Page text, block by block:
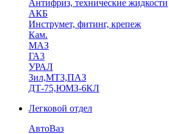
Антифриз, технические жидкости
АКБ
Инструмет, фитинг, крепеж
Кам.
МАЗ
ГА3
УРАЛ
Зил,МТЗ,ПАЗ
ДТ-75,ЮМЗ-6КЛ
Легковой отдел
АвтоВаз